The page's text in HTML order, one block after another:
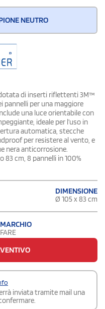
NEUTRO
di inserti riflettenti 3M™
per una maggiore
una luce orientabile con
ideale per l’uso in
automatica, stecche
per resistere al vento, e
nera anticorrosione.
83 cm, 8 pannelli in 100%
DIMENSIONE
Ø 105 x 83 cm
MARCHIO
FARE
inviata tramite mail una